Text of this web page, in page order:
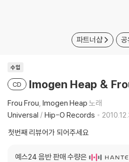
파트너샵 공
수입
CD Imogen Heap &
Frou Frou Imogen Heap 노래
Universal / Hip-O Records
첫번째 리뷰어가 되어주세요
예스24 음반 판매 수량은